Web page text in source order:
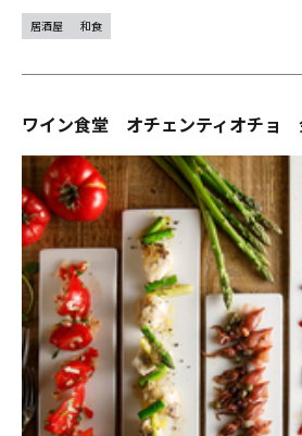
居酒屋 和食
ワイン食堂 オチェンティオチョ